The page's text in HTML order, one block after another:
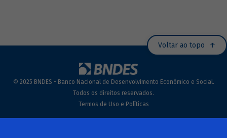
Voltar ao topo
© 2025 BNDES - Banco Nacional de Desenvolvimento Econômico e Social.
Todos os direitos reservados.
Termos de Uso e Políticas